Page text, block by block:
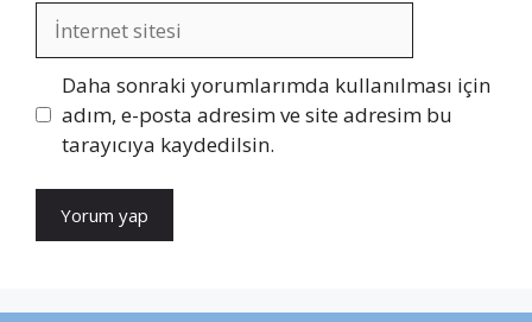
İnternet
sitesi
Daha sonraki yorumlarımda kullanılması için
adım, e-posta adresim ve site adresim bu
tarayıcıya kaydedilsin.